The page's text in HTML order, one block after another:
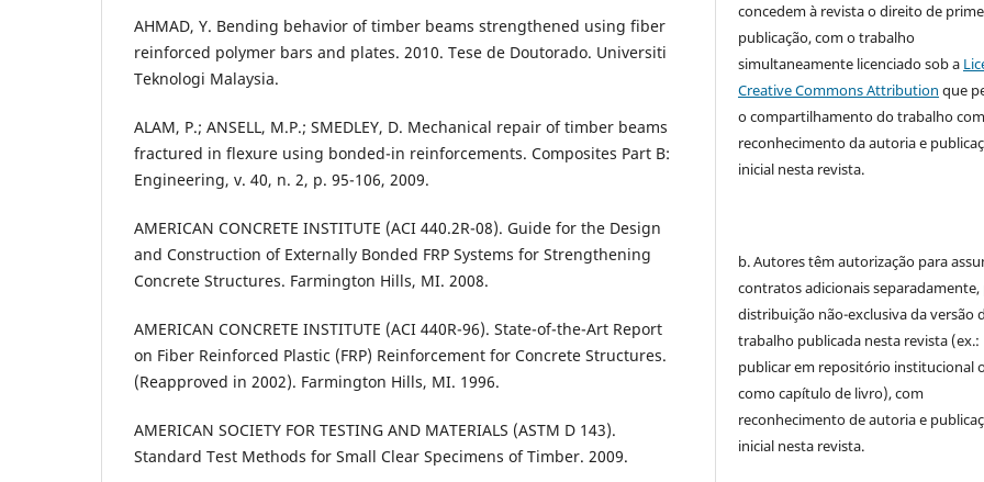
AHMAD, Y. Bending behavior of timber beams strengthened using fiber
reinforced polymer bars and plates. 2010. Tese de Doutorado. Universiti
Teknologi Malaysia.
ALAM, P.; ANSELL, M.P.; SMEDLEY, D. Mechanical repair of timber beams
fractured in flexure using bonded-in reinforcements. Composites Part B:
Engineering, v. 40, n. 2, p. 95-106, 2009.
AMERICAN CONCRETE INSTITUTE (ACI 440.2R-08). Guide for the Design
and Construction of Externally Bonded FRP Systems for Strengthening
Concrete Structures. Farmington Hills, MI. 2008.
AMERICAN CONCRETE INSTITUTE (ACI 440R-96). State-of-the-Art Report
on Fiber Reinforced Plastic (FRP) Reinforcement for Concrete Structures.
(Reapproved in 2002). Farmington Hills, MI. 1996.
AMERICAN SOCIETY FOR TESTING AND MATERIALS (ASTM D 143).
Standard Test Methods for Small Clear Specimens of Timber. 2009.
concedem à revista o direito de
publicação, com o trabalho
simultaneamente licenciado sob a
Creative Commons Attribution que
o compartilhamento do trabalho com
reconhecimento da autoria e
inicial nesta revista.
b. Autores têm autorização para
contratos adicionais separadamente,
distribuição não-exclusiva da versão
trabalho publicada nesta revista (ex.:
publicar em repositório institucional
como capítulo de livro), com
reconhecimento de autoria e
inicial nesta revista.